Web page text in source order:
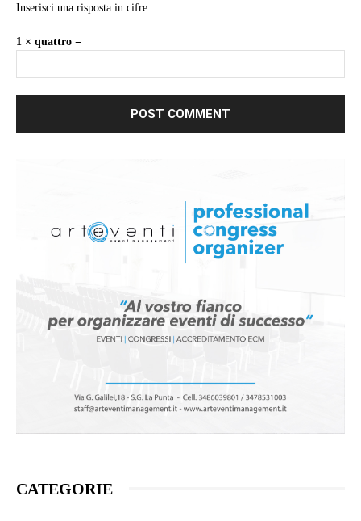
Inserisci una risposta in cifre:
1 × quattro =
CATEGORIE